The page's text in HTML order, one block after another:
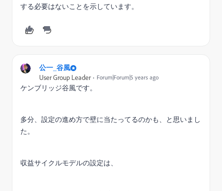
する必要はないことを示しています。
公一_谷風
User Group Leader Forum|Forum|5 years ago
ケンブリッジ谷風です。
多分、設定の進め方で壁に当たってるのかも、と思いまし
た。
収益サイクルモデルの設定は、